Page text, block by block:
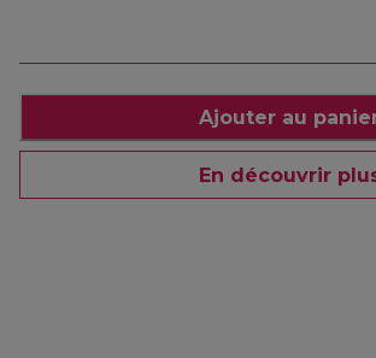
Ajouter au
En découvrir